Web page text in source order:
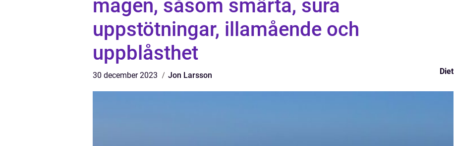
magen, såsom smärta, sura
uppstötningar, illamående och
uppblåsthet
30 december 2023 Jon Larsson Diet